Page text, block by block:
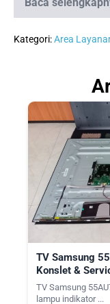
Service
Jakarta
LED,
OLED
&
Smart
TV
Kategori:Area
TV Samsung
Konslet &
TV Samsung
lampu indikator ...